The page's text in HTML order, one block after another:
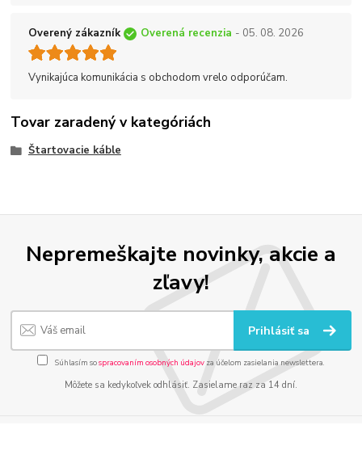
Overený zákazník Overená recenzia - 05. 08. 2026
Vynikajúca komunikácia s obchodom vrelo odporúčam.
Tovar zaradený v kategóriách
Štartovacie káble
Nepremeškajte novinky, akcie a
zľavy!
Prihlásiť sa
Súhlasím sospracovaním osobných údajov za účelom zasielania newslettera.
Môžete sa kedykoľvek odhlásiť. Zasielame raz za 14 dní.